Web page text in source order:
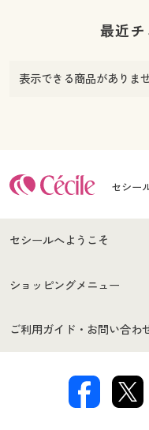
最近
表示できる商品がありませ
セシー
セシールへようこそ
はじめての方へ
セシールご利用規約
著作権・商標について
ショッピングメニュー
商品カテゴリ
ご利用ガイド・お問い合わ
交換・返品は